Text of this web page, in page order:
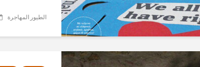
الطيور المهاجرة